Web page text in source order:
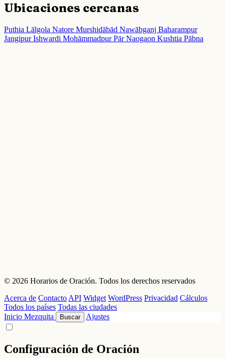
Ubicaciones cercanas
Puthia Lālgola Natore Murshidābād Nawābganj Baharampur
JangipurIshwardi MohāmmadpurPār Naogaon Kushtia Pābna
© 2026 Horarios de Oración. Todos los derechos reservados
Acerca de Contacto API Widget WordPress Privacidad Cálculos
Todos los países Todas las ciudades
Inicio Mezquita Buscar Ajustes
Configuración de Oración